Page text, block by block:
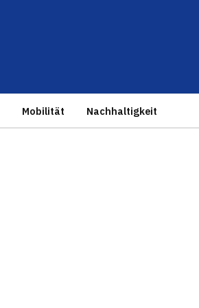
Mobilität Nachhaltigkeit